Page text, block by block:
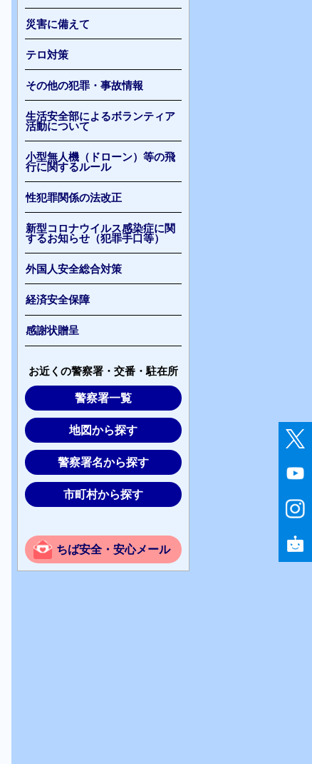
災害に備えて
テロ対策
その他の犯罪・事故情報
生活安全部によるボランティア
活動について
小型無人機（ドローン）等の飛
行に関するルール
性犯罪関係の法改正
新型コロナウイルス感染症に関
するお知らせ（犯罪手口等）
外国人安全総合対策
経済安全保障
感謝状贈呈
お近くの警察署・交番・駐在所
警察署一覧
地図から探す
警察署名から探す
市町村から探す
ちば安全・安心メール